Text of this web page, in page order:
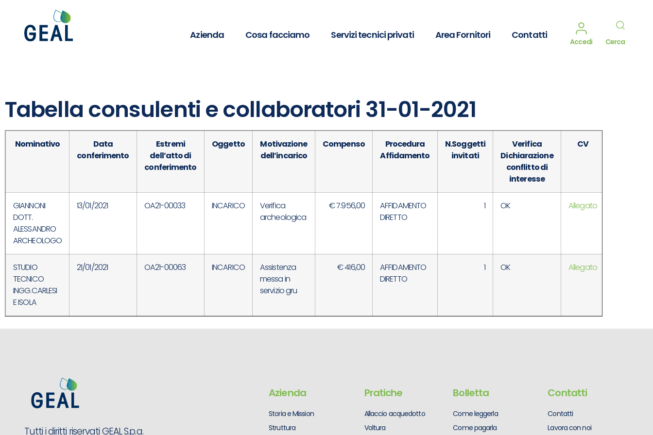
Azienda Cosa facciamo Servizi tecnici privati Area Fornitori Contatti
Accedi Cerca
Tabella consulenti e collaboratori 31-01-2021
Nominativo
Data
conferimento
Estremi
dell’atto di
conferimento
Oggetto
Motivazione
dell’incarico
Compenso
Procedura
Affidamento
N.Soggetti
invitati
Verifica
Dichiarazione
conflitto di
interesse
CV
GIANNONI
DOTT.
ALESSANDRO
ARCHEOLOGO
13/01/2021 OA21-00033 INCARICO
Verifica
archeologica
€ 7.956,00
AFFIDAMENTO
DIRETTO
1 OK Allegato
STUDIO
TECNICO
INGG.CARLESI
E ISOLA
21/01/2021 OA21-00063 INCARICO
Assistenza
messa in
servizio gru
€ 416,00
AFFIDAMENTO
DIRETTO
1 OK Allegato
Tutti i diritti riservati GEAL S.p.a.
Azienda
Storia e Mission
Struttura
Pratiche
Allaccio acquedotto
Voltura
Bolletta
Come leggerla
Come pagarla
Contatti
Contatti
Lavora con noi